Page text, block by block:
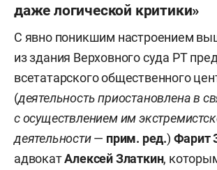
даже логической критики»
С явно поникшим настроением
из здания Верховного суда РТ
всетатарского общественного
(деятельность приостановлена в
с осуществлением им
деятельности— прим. ред.) Фарит
адвокатАлексей Златкин,